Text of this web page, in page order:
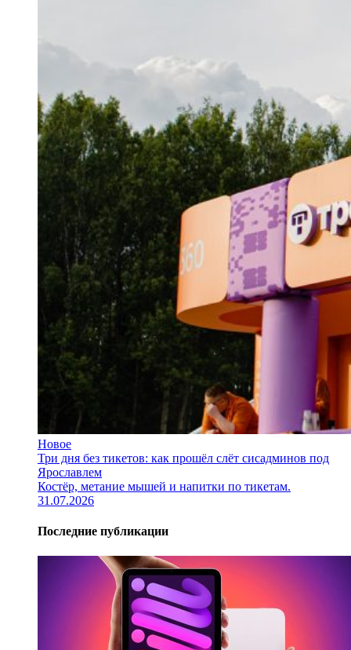
Новое
Три дня без тикетов: как прошёл слёт сисадминов под
Ярославлем
Костёр, метание мышей и напитки по тикетам.
31.07.2026
Последние публикации